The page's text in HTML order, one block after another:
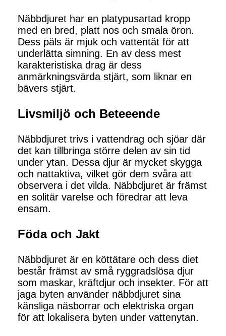
Näbbdjuret har en platypusartad kropp
med en bred, platt nos och smala öron.
Dess päls är mjuk och vattentät för att
underlätta simning. En av dess mest
karakteristiska drag är dess
anmärkningsvärda stjärt, som liknar en
bävers stjärt.
Livsmiljö och Beteeende
Näbbdjuret trivs i vattendrag och sjöar där
det kan tillbringa större delen av sin tid
under ytan. Dessa djur är mycket skygga
och nattaktiva, vilket gör dem svåra att
observera i det vilda. Näbbdjuret är främst
en solitär varelse och föredrar att leva
ensam.
Föda och Jakt
Näbbdjuret är en köttätare och dess diet
består främst av små ryggradslösa djur
som maskar, kräftdjur och insekter. För att
jaga byten använder näbbdjuret sina
känsliga näsborrar och elektriska organ
för att lokalisera byten under vattenytan.